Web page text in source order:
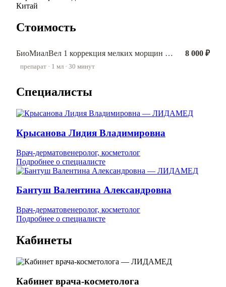
Китай
Стоимость
БиоМиалВел 1 коррекция мелких морщин 1 мл.
препарат · 1 мл · 30 минут
8 000 ₽
Специалисты
Крысанова Лидия Владимировна
Врач-дерматовенеролог, косметолог
Подробнее о специалисте
Бантуш Валентина Александровна
Врач-дерматовенеролог, косметолог
Подробнее о специалисте
Кабинеты
Кабинет врача-косметолога